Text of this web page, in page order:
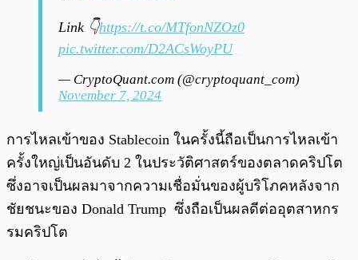
Link 👇https://t.co/MTfonNZOz0
pic.twitter.com/D2ACsWoyPU
— CryptoQuant.com (@cryptoquant_com)
November 7, 2024
การไหลเข้าของ Stablecoin ในครั้งนี้ถือเป็นการไหลเข้า
ครั้งใหญ่เป็นอันดับ 2 ในประวัติศาสตร์ของตลาดคริปโต
ซึ่งอาจเป็นผลมาจากความเชื่อมั่นของผู้บริโภคหลังจาก
ชัยชนะของ Donald Trump ซึ่งถือเป็นผลดีต่ออุตสาหกร
รมคริปโต